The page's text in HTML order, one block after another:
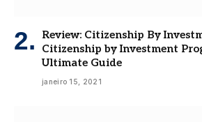
Review: Citizenship By
Citizenship by Investment
Ultimate Guide
janeiro 15, 2021